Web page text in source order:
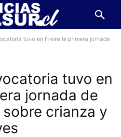
tuvo en Freire la primera jornada
tuvo en
jornada de
crianza y